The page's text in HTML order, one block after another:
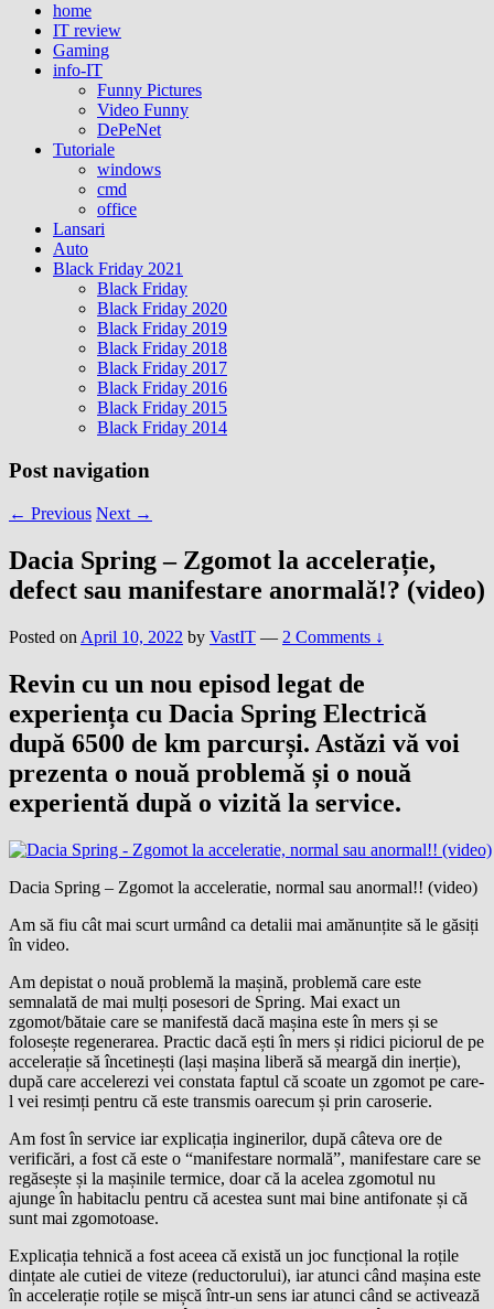
home
IT review
Gaming
info-IT
Funny Pictures
Video Funny
DePeNet
Tutoriale
windows
cmd
office
Lansari
Auto
Black Friday 2021
Black Friday
Black Friday 2020
Black Friday 2019
Black Friday 2018
Black Friday 2017
Black Friday 2016
Black Friday 2015
Black Friday 2014
Post navigation
← Previous Next →
Dacia Spring – Zgomot la accelerație,
defect sau manifestare anormală!? (video)
Posted on April 10, 2022 by VastIT — 2 Comments ↓
Revin cu un nou episod legat de
experiența cu Dacia Spring Electrică
după 6500 de km parcurși. Astăzi vă voi
prezenta o nouă problemă și o nouă
experientă după o vizită la service.
Dacia Spring – Zgomot la acceleratie, normal sau anormal!! (video)
Am să fiu cât mai scurt urmând ca detalii mai amănunțite să le găsiți
în video.
Am depistat o nouă problemă la mașină, problemă care este
semnalată de mai mulți posesori de Spring. Mai exact un
zgomot/bătaie care se manifestă dacă mașina este în mers și se
folosește regenerarea. Practic dacă ești în mers și ridici piciorul de pe
accelerație să încetinești (lași mașina liberă să meargă din inerție),
după care accelerezi vei constata faptul că scoate un zgomot pe care-
l vei resimți pentru că este transmis oarecum și prin caroserie.
Am fost în service iar explicația inginerilor, după câteva ore de
verificări, a fost că este o “manifestare normală”, manifestare care se
regăsește și la mașinile termice, doar că la acelea zgomotul nu
ajunge în habitaclu pentru că acestea sunt mai bine antifonate și că
sunt mai zgomotoase.
Explicația tehnică a fost aceea că există un joc funcțional la roțile
dințate ale cutiei de viteze (reductorului), iar atunci când mașina este
în accelerație roțile se mișcă într-un sens iar atunci când se activează